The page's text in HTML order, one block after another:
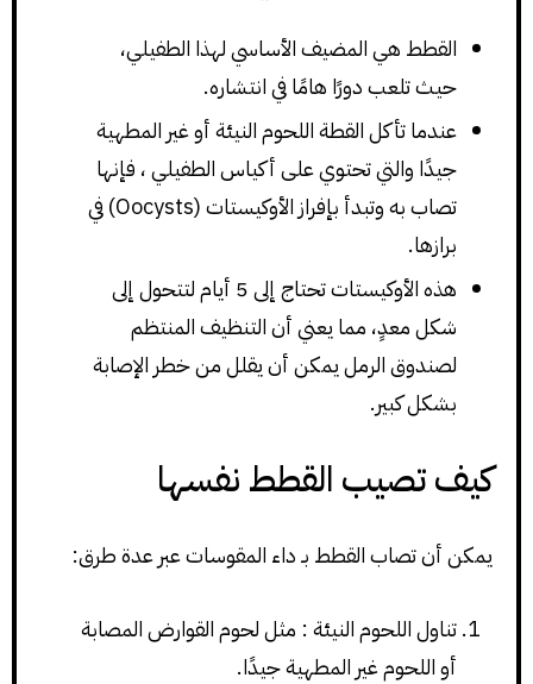
القطط هي المضيف الأساسي لهذا الطفيلي،
حيث تلعب دورًا هامًا في انتشاره.
عندما تأكل القطة اللحوم النيئة أو غير المطهية
جيدًا والتي تحتوي على أكياس الطفيلي ، فإنها
تصاب به وتبدأ بإفراز الأوكيستات (Oocysts) في
برازها.
هذه الأوكيستات تحتاج إلى 5 أيام لتتحول إلى
شكل معدٍ، مما يعني أن التنظيف المنتظم
لصندوق الرمل يمكن أن يقلل من خطر الإصابة
بشكل كبير.
كيف تصيب القطط نفسها
يمكن أن تصاب القطط بـ داء المقوسات عبر عدة طرق:
تناول اللحوم النيئة : مثل لحوم القوارض المصابة
أو اللحوم غير المطهية جيدًا.